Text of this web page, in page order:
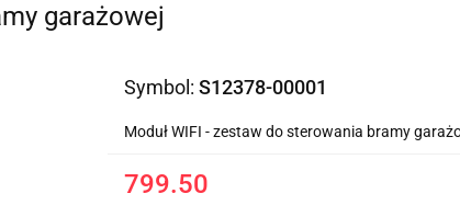
garażowej
Symbol: S12378-00001
Moduł WIFI - zestaw do sterowania bramy
799.50